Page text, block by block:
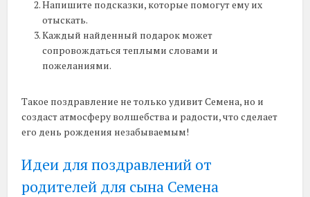
Напишите подсказки, которые помогут ему их
отыскать.
Каждый найденный подарок может
сопровождаться теплыми словами и
пожеланиями.
Такое поздравление не только удивит Семена, но и
создаст атмосферу волшебства и радости, что сделает
его день рождения незабываемым!
Идеи для поздравлений от
родителей для сына Семена